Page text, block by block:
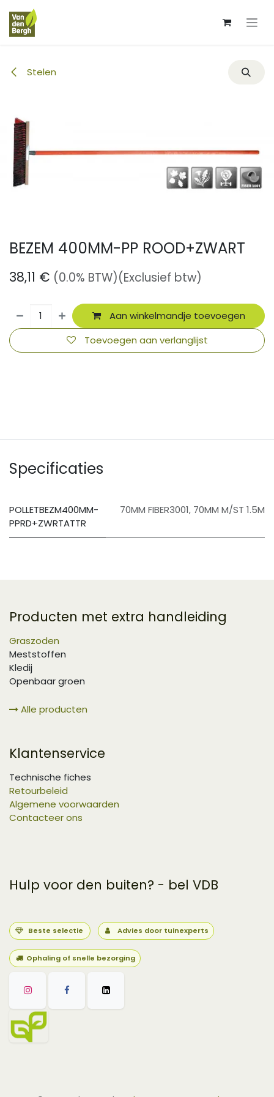
Overslaan naar inhoud
Stelen
BEZEM 400MM-PP ROOD+ZWART
38,11 € (0.0% BTW)(Exclusief btw)
Aan winkelmandje toevoegen
Toevoegen aan verlanglijst
Specificaties
POLLETBEZM400MM-
PPRD+ZWRTATTR
70MM FIBER3001, 70MM M/ST 1.5M
Producten met extra handleiding
Graszoden
Meststoffen
Kledij
Openbaar groen
Alle producten
Klantenservice
Technische fiches
Retourbeleid
Algemene voorwaarden
Contacteer ons
Hulp voor den buiten? - bel VDB
Beste selectie Advies door tuinexperts
Ophaling of snelle bezorging